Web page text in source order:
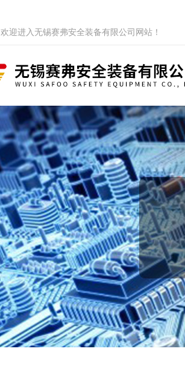
迎进入无锡赛弗安全装备有限公司网站！